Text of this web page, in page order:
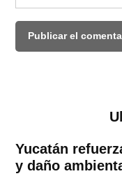
Yucatán
y daño